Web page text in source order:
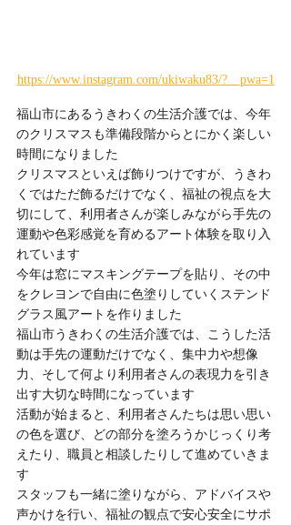
https://www.instagram.com/ukiwaku83/?__pwa=1
福山市にあるうきわくの生活介護では、今年
のクリスマスも準備段階からとにかく楽しい
時間になりました
クリスマスといえば飾りつけですが、うきわ
くではただ飾るだけでなく、福祉の視点を大
切にして、利用者さんが楽しみながら手先の
運動や色彩感覚を育めるアート体験を取り入
れています
今年は窓にマスキングテープを貼り、その中
をクレヨンで自由に色塗りしていくステンド
グラス風アートを作りました
福山市うきわくの生活介護では、こうした活
動は手先の運動だけでなく、集中力や想像
力、そして何より利用者さんの表現力を引き
出す大切な時間になっています
活動が始まると、利用者さんたちは思い思い
の色を選び、どの部分を塗ろうかじっくり考
えたり、職員と相談したりして進めていきま
す
スタッフも一緒に塗りながら、アドバイスや
声かけを行い、福祉の観点で安心安全にサポ